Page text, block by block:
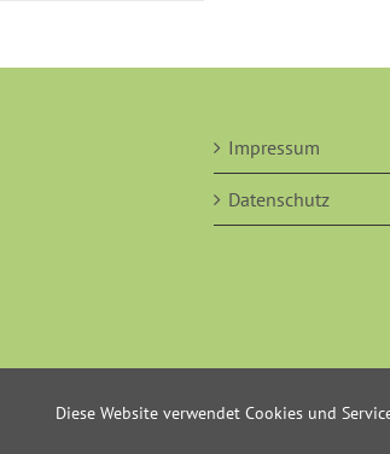
Impressum
Datenschutz
Diese Website verwendet Cookies und